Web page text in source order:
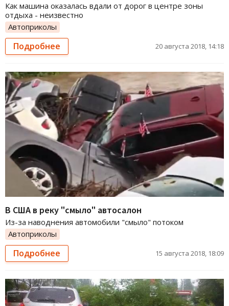
Как машина оказалась вдали от дорог в центре зоны
отдыха - неизвестно
Автоприколы
Подробнее 20 августа 2018, 14:18
В США в реку "смыло" автосалон
Из-за наводнения автомобили "смыло" потоком
Автоприколы
Подробнее 15 августа 2018, 18:09